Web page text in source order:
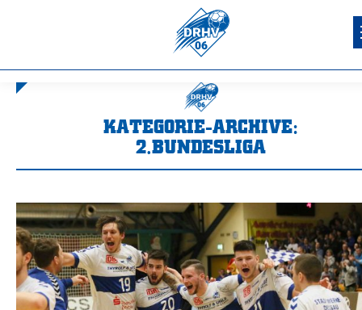
KATEGORIE-ARCHIVE:
2.BUNDESLIGA